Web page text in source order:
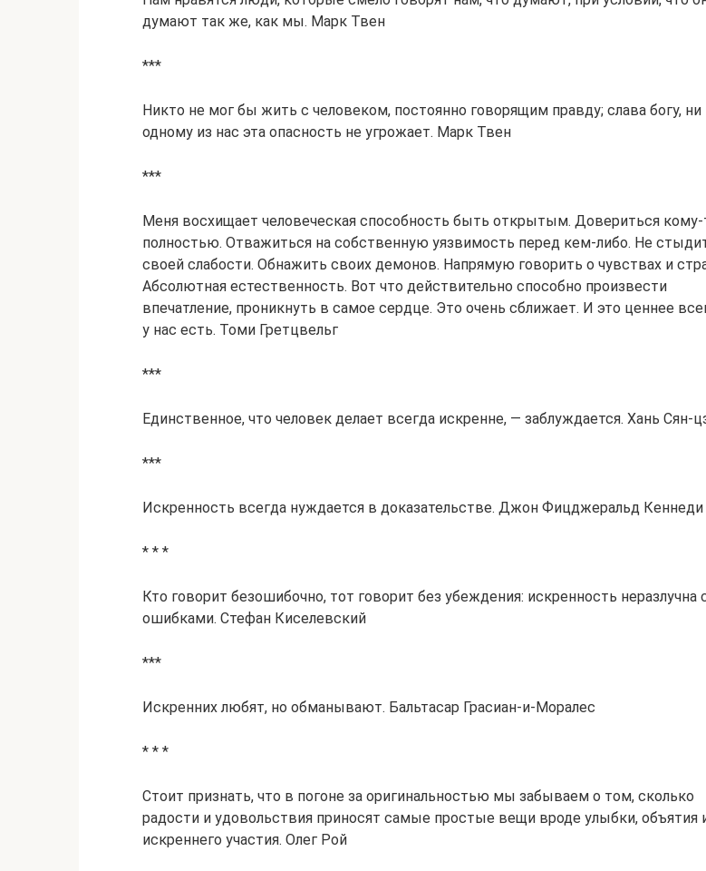
думают так же, как мы. Марк Твен
***
Никто не мог бы жить с человеком, постоянно говорящим правду; слава богу, ни
одному из нас эта опасность не угрожает. Марк Твен
***
Меня восхищает человеческая способность быть открытым. Довериться кому-
полностью. Отважиться на собственную уязвимость перед кем-либо. Не
своей слабости. Обнажить своих демонов. Напрямую говорить о чувствах и
Абсолютная естественность. Вот что действительно способно произвести
впечатление, проникнуть в самое сердце. Это очень сближает. И это ценнее
у нас есть. Томи Гретцвельг
***
Единственное, что человек делает всегда искренне, — заблуждается. Хань Сян-
***
Искренность всегда нуждается в доказательстве. Джон Фицджеральд Кеннеди
* * *
Кто говорит безошибочно, тот говорит без убеждения: искренность неразлучна
ошибками. Стефан Киселевский
***
Искренних любят, но обманывают. Бальтасар Грасиан-и-Моралес
* * *
Стоит признать, что в погоне за оригинальностью мы забываем о том, сколько
радости и удовольствия приносят самые простые вещи вроде улыбки, объятия
искреннего участия. Олег Рой